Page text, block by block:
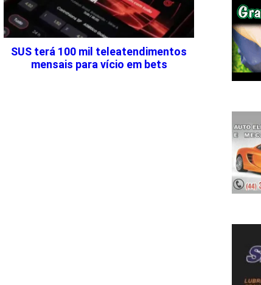
SUS terá 100 mil teleatendimentos
mensais para vício em bets